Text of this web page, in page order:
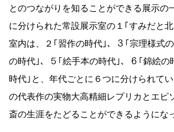
とのつながりを知ることができる展示の
に分けられた常設展示室の１｢すみだと
室内は、２｢習作の時代｣、３｢宗理様式
の時代｣、５｢絵手本の時代｣、６｢錦絵の
時代｣と、年代ごとに６つに分けられて
の代表作の実物大高精細レプリカとエピ
斎の生涯をたどることができるようにな